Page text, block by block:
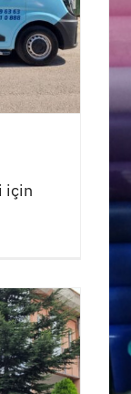
için